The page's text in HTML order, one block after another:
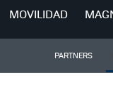
MOVILIDAD
PARTNERS